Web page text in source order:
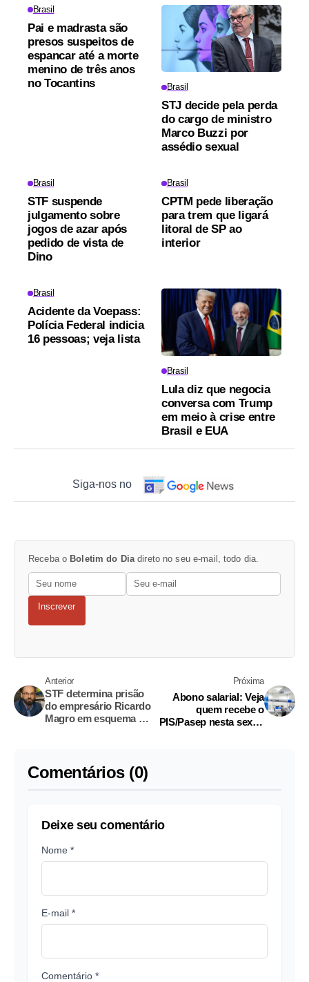
Brasil
Pai e madrasta são
presos suspeitos de
espancar até a morte
menino de três anos
no Tocantins
Brasil
STJ decide pela perda
do cargo de ministro
Marco Buzzi por
assédio sexual
Brasil
STF suspende
julgamento sobre
jogos de azar após
pedido de vista de
Dino
Brasil
CPTM pede liberação
para trem que ligará
litoral de SP ao
interior
Brasil
Acidente da Voepass:
Polícia Federal indicia
16 pessoas; veja lista
Brasil
Lula diz que negocia
conversa com Trump
em meio à crise entre
Brasil e EUA
Siga-nos no
Receba o Boletim do Diadireto no seu e-mail, todo dia.
Inscrever
Anterior
STF determina prisão
do empresário Ricardo
Magro em esquema de
Próxima
Abono salarial: Veja
quem recebe o
PIS/Pasep nesta sexta-
Comentários (0)
Deixe seu comentário
Nome *
E-mail *
Comentário *